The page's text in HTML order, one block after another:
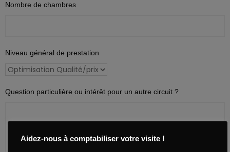
Nombre de chambres
Niveau général de prestation
Question particulière ou intérêt pour un autre circuit ?
Aidez-nous à comptabiliser votre visite !